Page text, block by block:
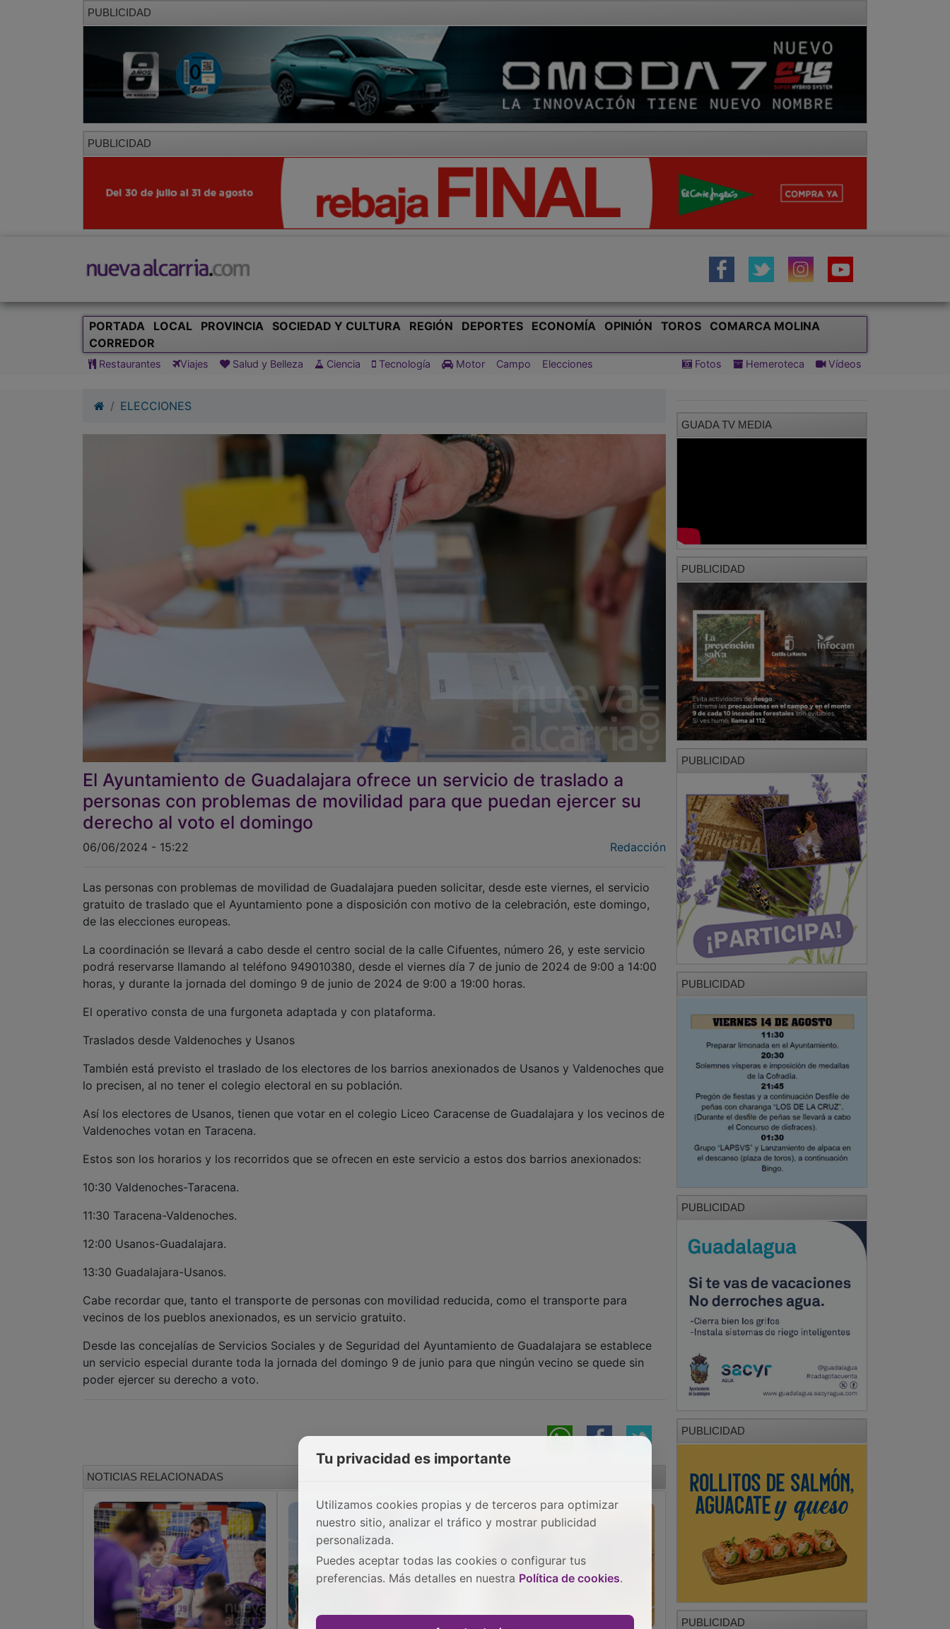
PUBLICIDAD
PUBLICIDAD
PORTADA LOCAL PROVINCIA SOCIEDAD Y CULTURA REGIÓN DEPORTES ECONOMÍA OPINIÓN TOROS
COMARCA MOLINA
CORREDOR
Restaurantes Viajes Salud y Belleza Ciencia Tecnología Motor Campo Elecciones Fotos Hemeroteca Vídeos
ELECCIONES
El Ayuntamiento de Guadalajara ofrece un servicio de traslado a
personas con problemas de movilidad para que puedan ejercer su
derecho al voto el domingo
06/06/2024 - 15:22 Redacción
Las personas con problemas de movilidad de Guadalajara pueden solicitar, desde este viernes, el servicio
gratuito de traslado que el Ayuntamiento pone a disposición con motivo de la celebración, este domingo,
de las elecciones europeas.
La coordinación se llevará a cabo desde el centro social de la calle Cifuentes, número 26, y este servicio
podrá reservarse llamando al teléfono 949010380, desde el viernes día 7 de junio de 2024 de 9:00 a 14:00
horas, y durante la jornada del domingo 9 de junio de 2024 de 9:00 a 19:00 horas.
El operativo consta de una furgoneta adaptada y con plataforma.
Traslados desde Valdenoches y Usanos
También está previsto el traslado de los electores de los barrios anexionados de Usanos y Valdenoches que
lo precisen, al no tener el colegio electoral en su población.
Así los electores de Usanos, tienen que votar en el colegio Liceo Caracense de Guadalajara y los vecinos de
Valdenoches votan en Taracena.
Estos son los horarios y los recorridos que se ofrecen en este servicio a estos dos barrios anexionados:
10:30 Valdenoches-Taracena.
11:30 Taracena-Valdenoches.
12:00 Usanos-Guadalajara.
13:30 Guadalajara-Usanos.
Cabe recordar que, tanto el transporte de personas con movilidad reducida, como el transporte para
vecinos de los pueblos anexionados, es un servicio gratuito.
Desde las concejalías de Servicios Sociales y de Seguridad del Ayuntamiento de Guadalajara se establece
un servicio especial durante toda la jornada del domingo 9 de junio para que ningún vecino se quede sin
poder ejercer su derecho a voto.
NOTICIAS RELACIONADAS
GUADA TV MEDIA
PUBLICIDAD
PUBLICIDAD
PUBLICIDAD
PUBLICIDAD
PUBLICIDAD
PUBLICIDAD
Tu privacidad es importante
Utilizamos cookies propias y de terceros para optimizar
nuestro sitio, analizar el tráfico y mostrar publicidad
personalizada.
Puedes aceptar todas las cookies o configurar tus
preferencias. Más detalles en nuestra Política de cookies.